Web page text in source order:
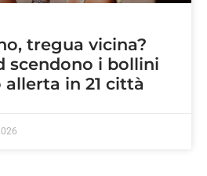
tregua vicina?
scendono i bollini
allerta in 21 città